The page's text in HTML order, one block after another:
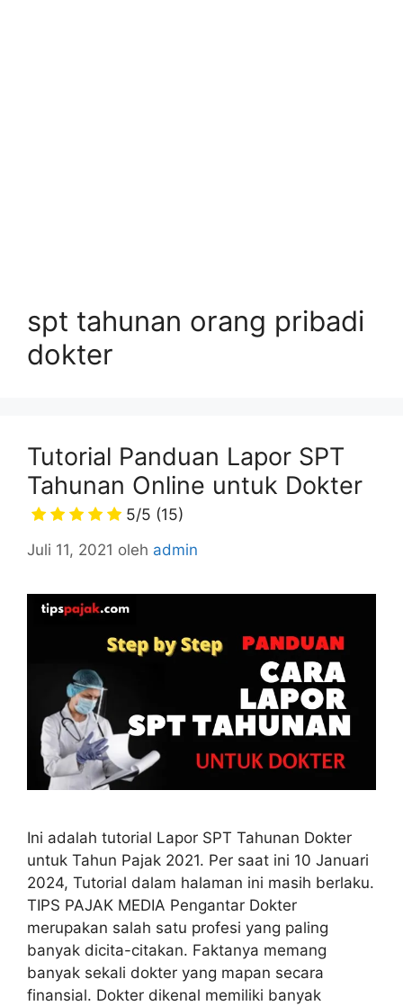
spt tahunan orang pribadi
dokter
Tutorial Panduan Lapor SPT
Tahunan Online untuk Dokter
5/5 (15)
Juli 11, 2021 oleh admin
Ini adalah tutorial Lapor SPT Tahunan Dokter
untuk Tahun Pajak 2021. Per saat ini 10 Januari
2024, Tutorial dalam halaman ini masih berlaku.
TIPS PAJAK MEDIA Pengantar Dokter
merupakan salah satu profesi yang paling
banyak dicita-citakan. Faktanya memang
banyak sekali dokter yang mapan secara
finansial. Dokter dikenal memiliki banyak